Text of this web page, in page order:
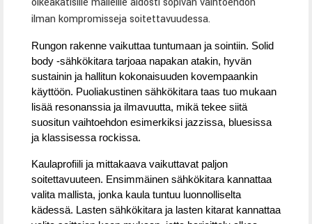
ilman kompromisseja soitettavuudessa.
Rungon rakenne vaikuttaa tuntumaan ja sointiin. Solid
body -sähkökitara tarjoaa napakan atakin, hyvän
sustainin ja hallitun kokonaisuuden kovempaankin
käyttöön. Puoliakustinen sähkökitara taas tuo mukaan
lisää resonanssia ja ilmavuutta, mikä tekee siitä
suositun vaihtoehdon esimerkiksi jazzissa, bluesissa
ja klassisessa rockissa.
Kaulaprofiili ja mittakaava vaikuttavat paljon
soitettavuuteen. Ensimmäinen sähkökitara kannattaa
valita mallista, jonka kaula tuntuu luonnolliselta
kädessä. Lasten sähkökitara ja lasten kitarat kannattaa